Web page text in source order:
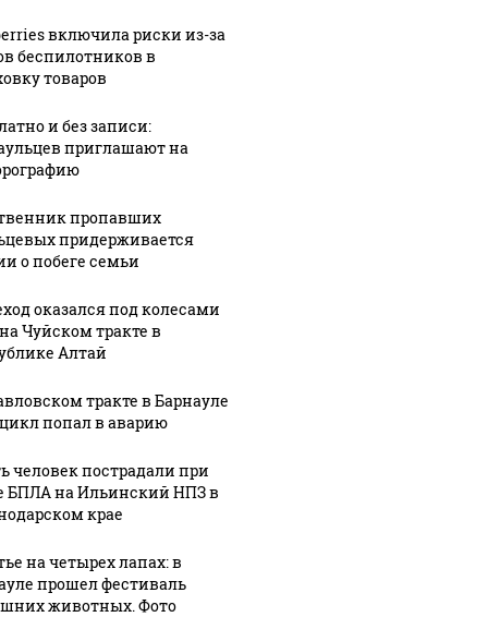
событий не
с 1945: чего
всем нам?
В магазинах России
включила риски из-за
беспилотников в
товаров
и без записи:
приглашают на
пропавших
придерживается
о побеге семьи
оказался под колесами
Чуйском тракте в
Алтай
тракте в Барнауле
попал в аварию
человек пострадали при
БПЛА на Ильинский НПЗ в
крае
на четырех лапах: в
прошел фестиваль
животных. Фото